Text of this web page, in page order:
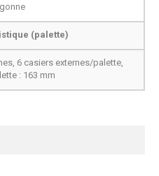
(palette)
6 casiers externes/palette,
: 163 mm